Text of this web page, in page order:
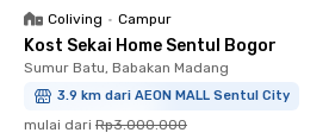
Coliving • Campur
Kost Sekai Home Sentul Bogor
Sumur Batu, Babakan Madang
3.9 km dari AEON MALL Sentul City
mulai dari Rp3.000.000